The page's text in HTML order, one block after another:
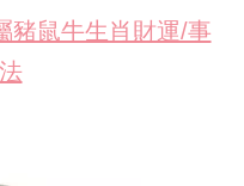
豬鼠牛生肖財運/事